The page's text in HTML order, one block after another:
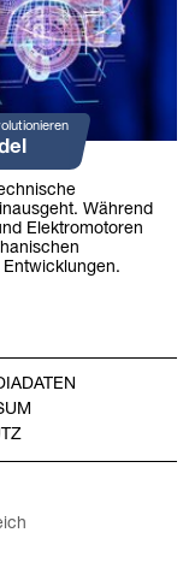
Während
Elektromotoren